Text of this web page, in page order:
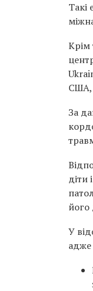
Такі
Крім
США,
За
діти
його
У
адже